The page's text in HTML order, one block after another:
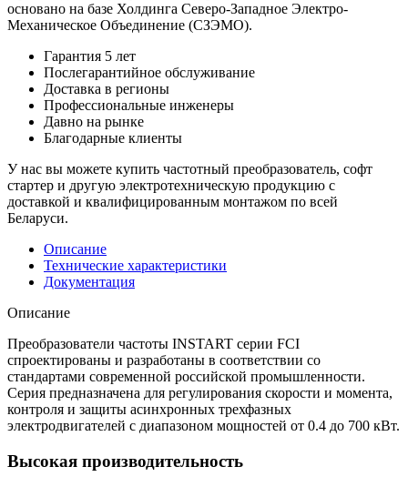
основано на базе Холдинга Северо-Западное Электро-
Механическое Объединение (СЗЭМО).
Гарантия 5 лет
Послегарантийное обслуживание
Доставка в регионы
Профессиональные инженеры
Давно на рынке
Благодарные клиенты
У нас вы можете купить частотный преобразователь, софт
стартер и другую электротехническую продукцию с
доставкой и квалифицированным монтажом по всей
Беларуси.
Описание
Технические характеристики
Документация
Описание
Преобразователи частоты INSTART серии FCI
спроектированы и разработаны в соответствии со
стандартами современной российской промышленности.
Серия предназначена для регулирования скорости и момента,
контроля и защиты асинхронных трехфазных
электродвигателей с диапазоном мощностей от 0.4 до 700 кВт.
Высокая производительность